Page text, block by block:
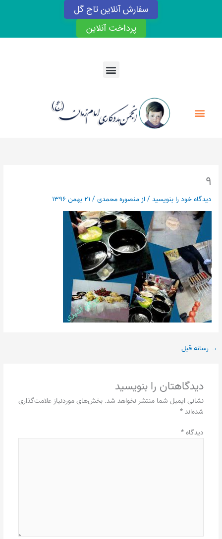
سفارش آنلاین تاج گل
پرداخت آنلاین
Menu
۹
دیدگاه‌ خود را بنویسید/ از منصوره محمدی/۲۱ بهمن ۱۳۹۶
→ رسانه قبل
دیدگاهتان را بنویسید
نشانی ایمیل شما منتشر نخواهد شد. بخش‌های موردنیاز علامت‌گذاری
شده‌اند*
دیدگاه*